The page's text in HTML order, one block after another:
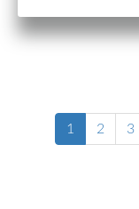
1 2 3